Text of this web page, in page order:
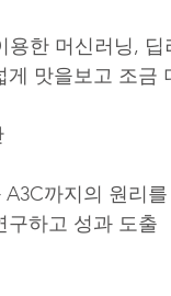
용한 머신러닝,
게 맛을보고 조금
까지의 원리
구하고 성과 도출